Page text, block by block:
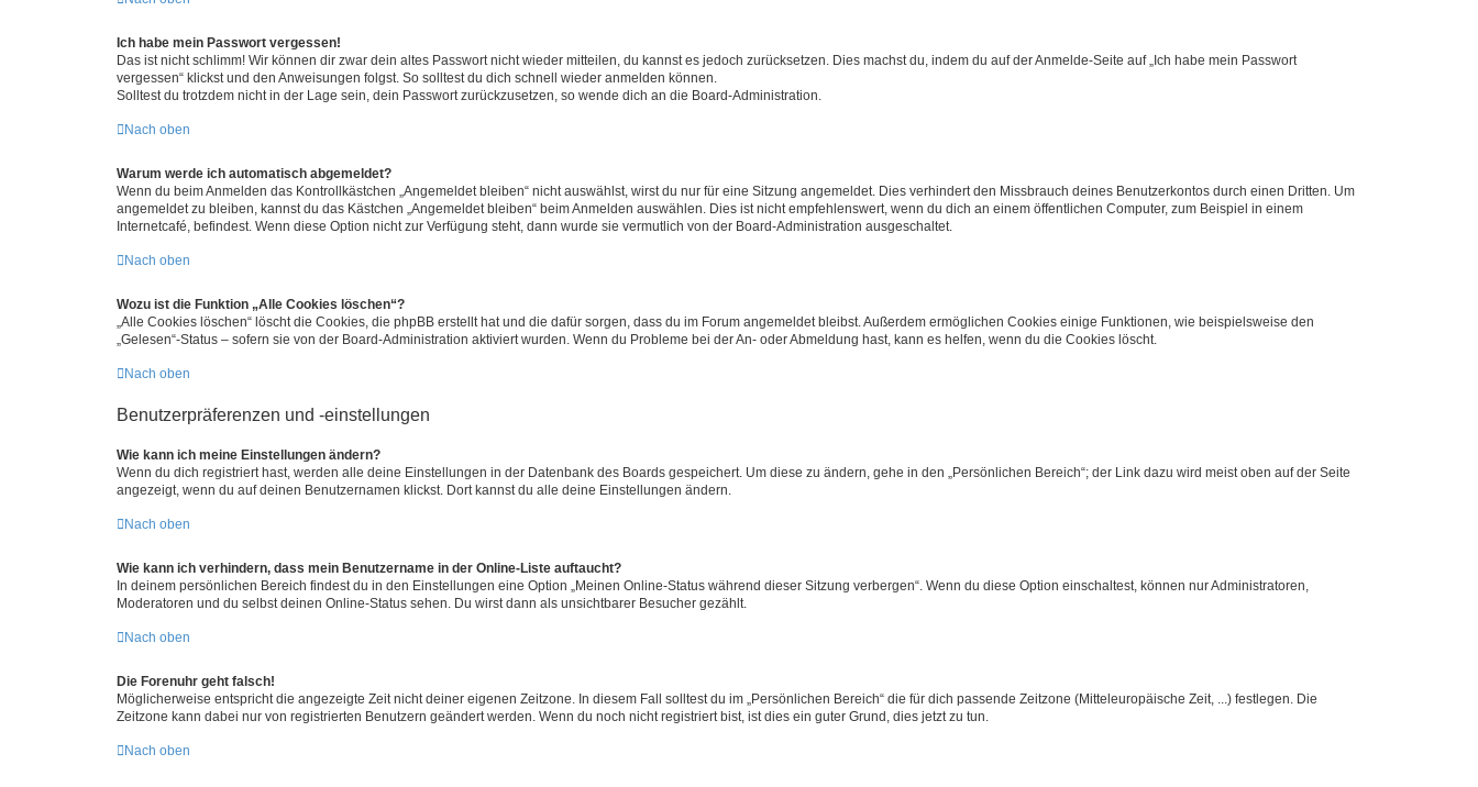
Ich habe mein Passwort vergessen!
Das ist nicht schlimm! Wir können dir zwar dein altes Passwort nicht wieder mitteilen, du kannst es jedoch zurücksetzen. Dies machst du, indem du auf der Anmelde-Seite auf „Ich habe mein Passwort
vergessen“ klickst und den Anweisungen folgst. So solltest du dich schnell wieder anmelden können.
Solltest du trotzdem nicht in der Lage sein, dein Passwort zurückzusetzen, so wende dich an die Board-Administration.
Nach oben
Warum werde ich automatisch abgemeldet?
Wenn du beim Anmelden das Kontrollkästchen „Angemeldet bleiben“ nicht auswählst, wirst du nur für eine Sitzung angemeldet. Dies verhindert den Missbrauch deines Benutzerkontos durch einen Dritten. Um
angemeldet zu bleiben, kannst du das Kästchen „Angemeldet bleiben“ beim Anmelden auswählen. Dies ist nicht empfehlenswert, wenn du dich an einem öffentlichen Computer, zum Beispiel in einem
Internetcafé, befindest. Wenn diese Option nicht zur Verfügung steht, dann wurde sie vermutlich von der Board-Administration ausgeschaltet.
Nach oben
Wozu ist die Funktion „Alle Cookies löschen“?
„Alle Cookies löschen“ löscht die Cookies, die phpBB erstellt hat und die dafür sorgen, dass du im Forum angemeldet bleibst. Außerdem ermöglichen Cookies einige Funktionen, wie beispielsweise den
„Gelesen“-Status – sofern sie von der Board-Administration aktiviert wurden. Wenn du Probleme bei der An- oder Abmeldung hast, kann es helfen, wenn du die Cookies löscht.
Nach oben
Benutzerpräferenzen und -einstellungen
Wie kann ich meine Einstellungen ändern?
Wenn du dich registriert hast, werden alle deine Einstellungen in der Datenbank des Boards gespeichert. Um diese zu ändern, gehe in den „Persönlichen Bereich“; der Link dazu wird meist oben auf der Seite
angezeigt, wenn du auf deinen Benutzernamen klickst. Dort kannst du alle deine Einstellungen ändern.
Nach oben
Wie kann ich verhindern, dass mein Benutzername in der Online-Liste auftaucht?
In deinem persönlichen Bereich findest du in den Einstellungen eine Option „Meinen Online-Status während dieser Sitzung verbergen“. Wenn du diese Option einschaltest, können nur Administratoren,
Moderatoren und du selbst deinen Online-Status sehen. Du wirst dann als unsichtbarer Besucher gezählt.
Nach oben
Die Forenuhr geht falsch!
Möglicherweise entspricht die angezeigte Zeit nicht deiner eigenen Zeitzone. In diesem Fall solltest du im „Persönlichen Bereich“ die für dich passende Zeitzone (Mitteleuropäische Zeit, ...) festlegen. Die
Zeitzone kann dabei nur von registrierten Benutzern geändert werden. Wenn du noch nicht registriert bist, ist dies ein guter Grund, dies jetzt zu tun.
Nach oben